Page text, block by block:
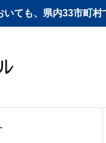
ても、県内33市町